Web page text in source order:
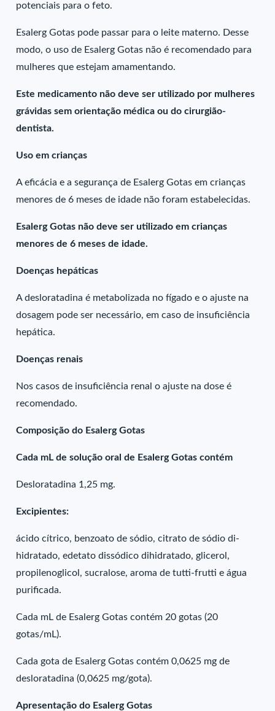
potenciais para o feto.
Esalerg Gotas pode passar para o leite materno. Desse
modo, o uso de Esalerg Gotas não é recomendado para
mulheres que estejam amamentando.
Este medicamento não deve ser utilizado por mulheres
grávidas sem orientação médica ou do cirurgião-
dentista.
Uso em crianças
A eficácia e a segurança de Esalerg Gotas em crianças
menores de 6 meses de idade não foram estabelecidas.
Esalerg Gotas não deve ser utilizado em crianças
menores de 6 meses de idade.
Doenças hepáticas
A desloratadina é metabolizada no fígado e o ajuste na
dosagem pode ser necessário, em caso de insuficiência
hepática.
Doenças renais
Nos casos de insuficiência renal o ajuste na dose é
recomendado.
Composição do Esalerg Gotas
Cada mL de solução oral de Esalerg Gotas contém
Desloratadina 1,25 mg.
Excipientes:
ácido cítrico, benzoato de sódio, citrato de sódio di-
hidratado, edetato dissódico dihidratado, glicerol,
propilenoglicol, sucralose, aroma de tutti-frutti e água
purificada.
Cada mL de Esalerg Gotas contém 20 gotas (20
gotas/mL).
Cada gota de Esalerg Gotas contém 0,0625 mg de
desloratadina (0,0625 mg/gota).
Apresentação do Esalerg Gotas